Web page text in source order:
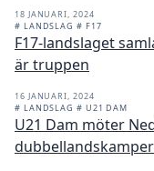
18 JANUARI, 2024
# LANDSLAG # F17
F17-landslaget
är truppen
16 JANUARI, 2024
# LANDSLAG # U21 DAM
U21 Dam möter